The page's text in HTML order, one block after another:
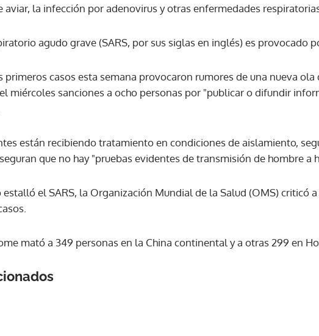
aviar, la infección por adenovirus y otras enfermedades
agudo grave (SARS, por sus siglas en inglés) es provocado
primeros casos esta semana provocaron rumores de una nueva ola
miércoles sanciones a ocho personas por "publicar o difundir
están recibiendo tratamiento en condiciones de aislamiento,
que no hay "pruebas evidentes de transmisión de hombre a
estalló el SARS, la Organización Mundial de la Salud (OMS) criticó
mató a 349 personas en la China continental y a otras 299 en